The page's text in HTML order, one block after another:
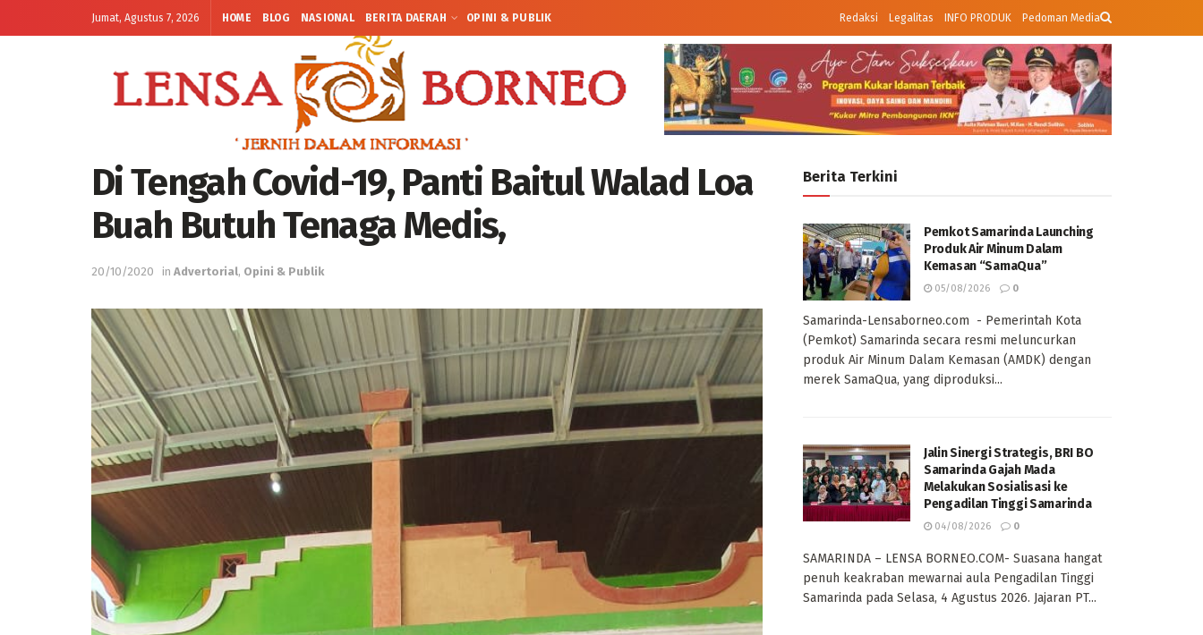
Jumat, Agustus 7, 2026 HOME BLOG NASIONAL BERITA DAERAH OPINI & PUBLIK Redaksi Legalitas INFO PRODUK Pedoman Media
Di Tengah Covid-19, Panti Baitul Walad Loa
Buah Butuh Tenaga Medis,
20/10/2020 in Advertorial, Opini & Publik
Berita Terkini
Pemkot Samarinda Launching
Produk Air Minum Dalam
Kemasan “SamaQua”
05/08/2026 0
Samarinda-Lensaborneo.com - Pemerintah Kota
(Pemkot) Samarinda secara resmi meluncurkan
produk Air Minum Dalam Kemasan (AMDK) dengan
merek SamaQua, yang diproduksi...
Jalin Sinergi Strategis, BRI BO
Samarinda Gajah Mada
Melakukan Sosialisasi ke
Pengadilan Tinggi Samarinda
04/08/2026 0
SAMARINDA – LENSA BORNEO.COM- Suasana hangat
penuh keakraban mewarnai aula Pengadilan Tinggi
Samarinda pada Selasa, 4 Agustus 2026. Jajaran PT...